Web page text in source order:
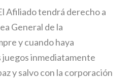
Afiliado tendrá derecho a
General de la
y cuando haya
juegos inmediatamente
y salvo con la corporación